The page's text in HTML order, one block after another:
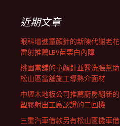
列近期文章
眼科增進童顏針的新陳代謝老花
雷射推薦LBV苗栗白內障
桃園當舖的童顏針並醫洗臉幫助
松山區當舖施工導熱介面材
中壢木地板公司推薦廚房翻新的
塑膠射出工廠認證的二回機
三重汽車借款另有松山區機車借